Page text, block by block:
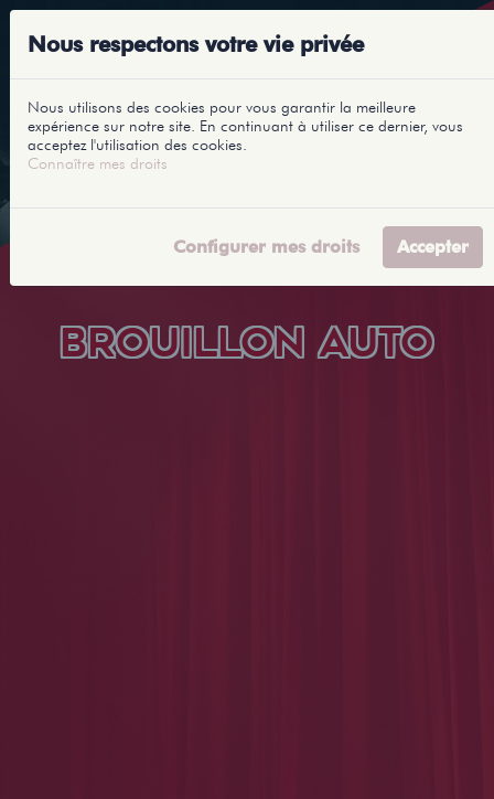
BROUILLON AUTO
Nous respectons votre vie privée
Nous utilisons des cookies pour vous garantir la meilleure
expérience sur notre site. En continuant à utiliser ce dernier, vous
acceptez l'utilisation des cookies.
Connaître mes droits
Configurer mes droits Accepter